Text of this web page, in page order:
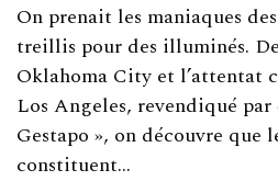
On prenait les maniaques
treillis pour des illuminés.
Oklahoma City et l’attentat
Los Angeles, revendiqué
Gestapo », on découvre que
constituent…